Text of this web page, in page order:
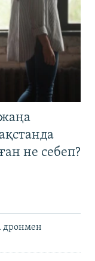
не себеп?
дронмен